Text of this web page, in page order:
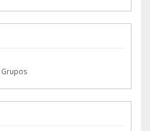
Grupos